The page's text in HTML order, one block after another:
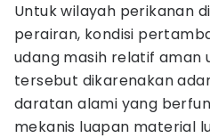
Untuk wilayah perikanan
perairan, kondisi
udang masih relatif aman
tersebut dikarenakan
daratan alami yang
mekanis luapan material